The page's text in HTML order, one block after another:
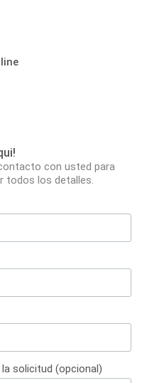
con usted para
todos los detalles.
solicitud (opcional)